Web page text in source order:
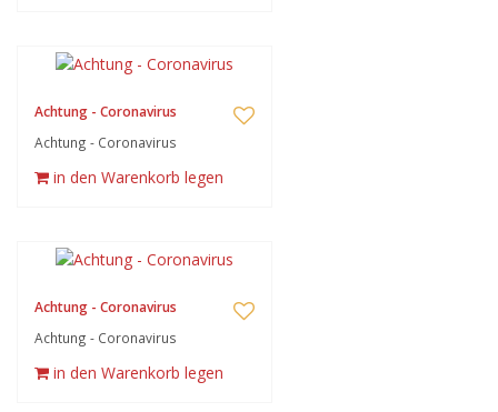
Achtung - Coronavirus
Achtung - Coronavirus
in den Warenkorb legen
Achtung - Coronavirus
Achtung - Coronavirus
in den Warenkorb legen